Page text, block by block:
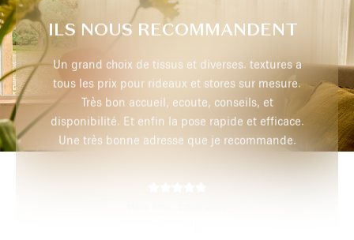
ILS NOUS RECOMMANDENT
a
et
Très professionnel, je recommande
29 juillet 2026